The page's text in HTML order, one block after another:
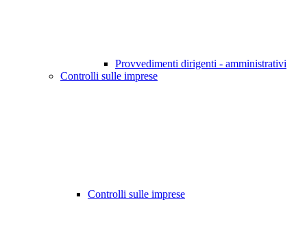
Provvedimenti dirigenti - amministrativi
Controlli sulle imprese
Controlli sulle imprese